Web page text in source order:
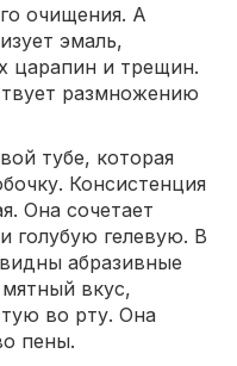
очищения. А
эмаль,
царапин и трещин.
размножению
тубе, которая
Консистенция
Она сочетает
голубую гелевую. В
абразивные
вкус,
во рту. Она
пены.